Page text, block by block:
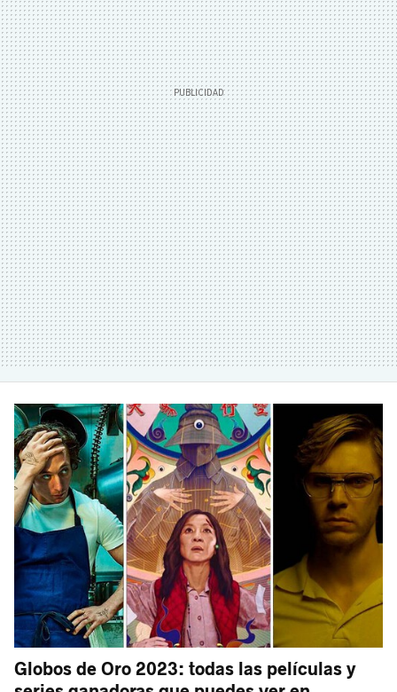
Globos de Oro 2023: todas las películas y